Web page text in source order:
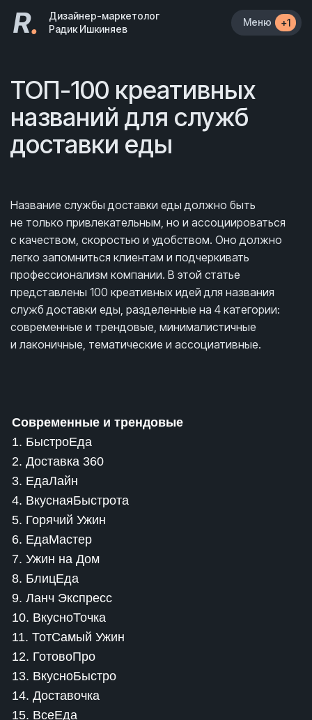
R.
Дизайнер-маркетолог
Радик Ишкиняев
Меню +1
ТОП-100 креативных
названий для служб
доставки еды
Название службы доставки еды должно быть
не только привлекательным, но и ассоциироваться
с качеством, скоростью и удобством. Оно должно
легко запомниться клиентам и подчеркивать
профессионализм компании. В этой статье
представлены 100 креативных идей для названия
служб доставки еды, разделенные на 4 категории:
современные и трендовые, минималистичные
и лаконичные, тематические и ассоциативные.
Современные и трендовые
1. БыстроЕда
2. Доставка 360
3. ЕдаЛайн
4. ВкуснаяБыстрота
5. Горячий Ужин
6. ЕдаМастер
7. Ужин на Дом
8. БлицЕда
9. Ланч Экспресс
10. ВкусноТочка
11. ТотСамый Ужин
12. ГотовоПро
13. ВкусноБыстро
14. Доставочка
15. ВсеЕда